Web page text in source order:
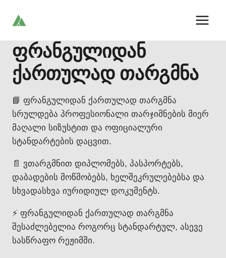
ფრანგულიდან
ქართულად თარგმნა
📘 ფრანგულიდან ქართულად თარგმნა
სრულდება პროფესიონალი თარჯიმნების მიერ
მაღალი სიზუსტით და ოფიციალური
სტანდარტების დაცვით.
📄 ვთარგმნით დიპლომებს, პასპორტებს,
დაბადების მოწმობებს, ხელშეკრულებებსა და
სხვადასხვა იურიდიულ დოკუმენტს.
⚡ ფრანგულიდან ქართულად თარგმნა
შესაძლებელია როგორც სტანდარტულ, ასევე
სასწრაფო რეჟიმში.